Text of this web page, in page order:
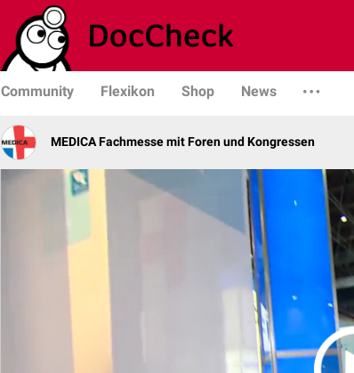
Community Flexikon Shop News
MEDICA Fachmesse mit Foren und Kongressen